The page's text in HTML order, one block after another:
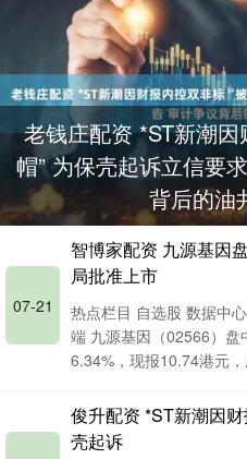
老钱庄配资 *ST新潮
帽” 为保壳起诉立信要
背后的油
07-21
智博家配资 九源基因
局批准上市
热点栏目 自选股 数据中
端 九源基因（02566）
6.34%，现报10.74港元
俊升配资 *ST新潮因
壳起诉